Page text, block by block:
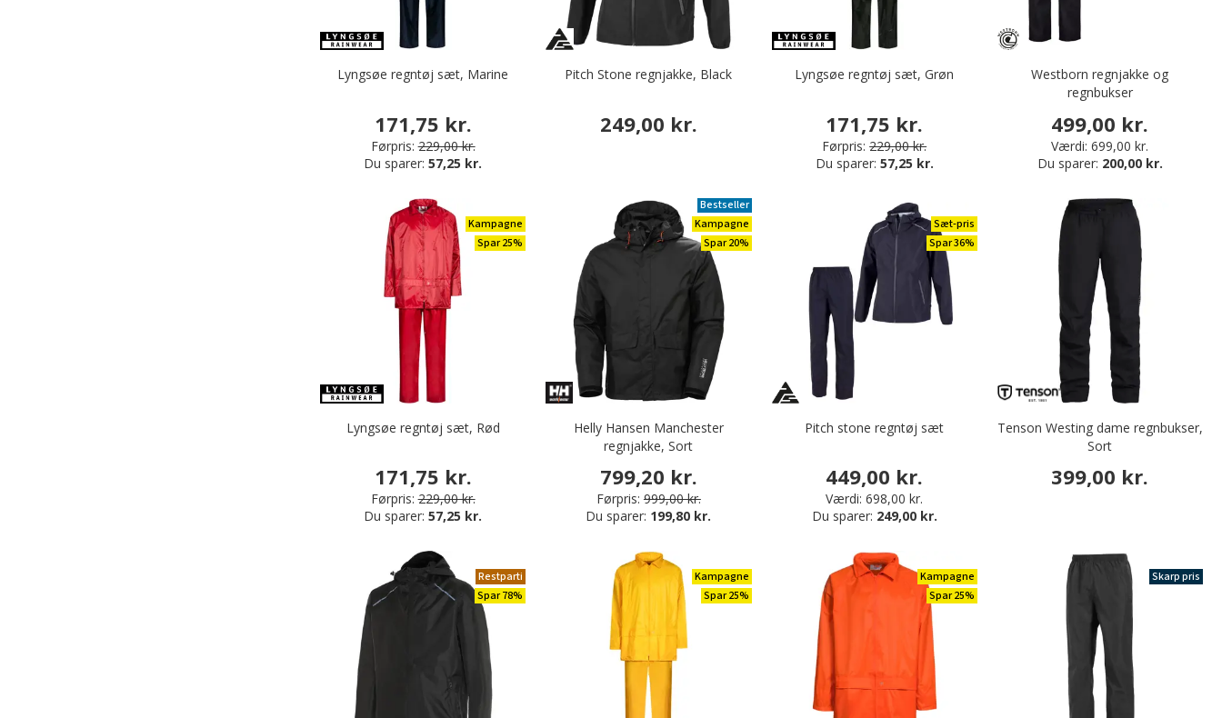
Lyngsøe regntøj sæt, Marine
171,75 kr.
Førpris: 229,00 kr.
Du sparer:57,25 kr.
Pitch Stone regnjakke, Black
249,00 kr.
Lyngsøe regntøj sæt, Grøn
171,75 kr.
Førpris: 229,00 kr.
Du sparer: 57,25 kr.
Westborn regnjakke og
regnbukser
499,00 kr.
Værdi: 699,00 kr.
Du sparer: 200,00 kr.
Kampagne
Spar 25%
Lyngsøe regntøj sæt, Rød
171,75 kr.
Førpris: 229,00 kr.
Du sparer:57,25 kr.
Bestseller
Kampagne
Spar 20%
Helly Hansen Manchester
regnjakke, Sort
799,20 kr.
Førpris: 999,00 kr.
Du sparer: 199,80 kr.
Sæt-pris
Spar 36%
Pitch stone regntøj sæt
449,00 kr.
Værdi: 698,00 kr.
Du sparer: 249,00 kr.
Tenson Westing dame regnbukser,
Sort
399,00 kr.
Restparti
Spar 78%
Kampagne
Spar 25%
Kampagne
Spar 25%
Skarp pris